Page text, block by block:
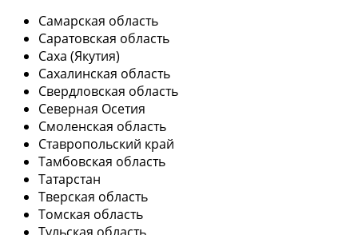
Самарская область
Саратовская область
Саха (Якутия)
Сахалинская область
Свердловская область
Северная Осетия
Смоленская область
Ставропольский край
Тамбовская область
Татарстан
Тверская область
Томская область